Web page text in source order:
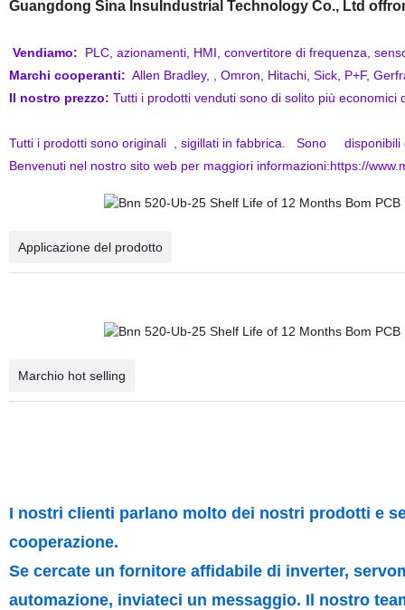
Guangdong Sina InsuIndustrial Technology Co., Ltd
Vendiamo:
PLC, azionamenti, HMI, convertitore di frequenza,
Marchi cooperanti: Allen Bradley, , Omron, Hitachi, Sick, P+F,
Il nostro prezzo: Tutti i prodotti venduti sono di solito più
Tutti i prodotti sono originali , sigillati in fabbrica. Sono disponibili
Benvenuti nel nostro sito web per maggiori informazioni:https://
Applicazione del prodotto
Marchio hot selling
I nostri clienti parlano molto dei nostri prodotti e
cooperazione.
Se cercate un fornitore affidabile di inverter,
automazione, inviateci un messaggio. Il nostro